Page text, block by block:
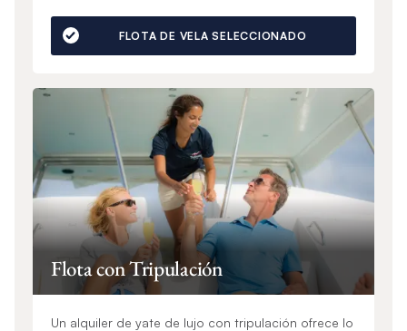
FLOTA DE VELA SELECCIONADO
Flota con Tripulación
Un alquiler de yate de lujo con tripulación ofrece lo